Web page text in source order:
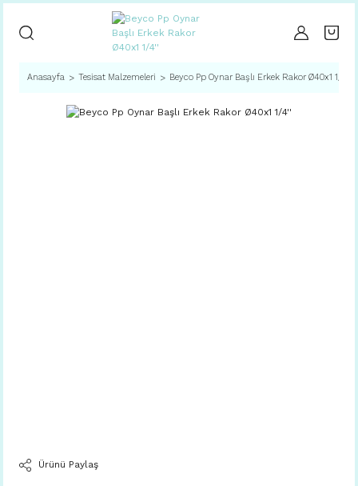
Anasayfa Tesisat Malzemeleri Beyco Pp Oynar Başlı Erkek Rakor Ø40x1 1/4''
Ürünü Paylaş